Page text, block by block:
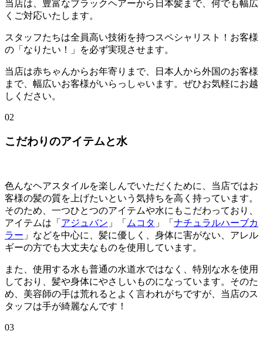
当店は、豊富なブラックヘアーから日本髪まで、何でも幅広
くご対応いたします。
スタッフたちは全員高い技術を持つスペシャリスト！お客様
の「なりたい！」を必ず実現させます。
当店は赤ちゃんからお年寄りまで、日本人から外国のお客様
まで、幅広いお客様がいらっしゃいます。ぜひお気軽にお越
しください。
02
こだわりのアイテムと水
色んなヘアスタイルを楽しんでいただくために、当店ではお
客様の髪の質を上げたいという気持ちを高く持っています。
そのため、一つひとつのアイテムや水にもこだわっており、
アイテムは「 アジュバン 」「 ムコタ 」「 ナチュラルハーブカ
ラー 」などを中心に、髪に優しく、身体に害がない、アレル
ギーの方でも大丈夫なものを使用しています。
また、使用する水も普通の水道水ではなく、特別な水を使用
しており、髪や身体にやさしいものになっています。そのた
め、美容師の手は荒れるとよく言われがちですが、当店のス
タッフは手が綺麗なんです！
03